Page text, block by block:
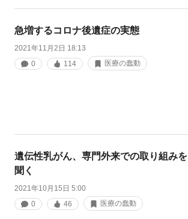
急増するコロナ後遺症の実態
2021年11月2日 18:13
0
114 医療の蠢動
遺伝性乳がん、専門外来での取り組みを
聞く
2021年10月15日 5:00
0
46 医療の蠢動